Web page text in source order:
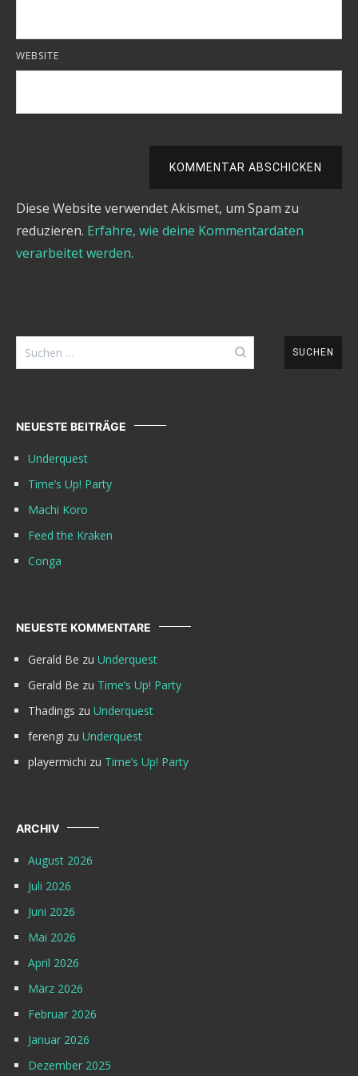
WEBSITE
KOMMENTAR ABSCHICKEN
Diese Website verwendet Akismet, um Spam zu
reduzieren. Erfahre, wie deine Kommentardaten
verarbeitet werden.
Suchen
nach:
NEUESTE BEITRÄGE
Underquest
Time’s Up! Party
Machi Koro
Feed the Kraken
Conga
NEUESTE KOMMENTARE
Gerald Be zu Underquest
Gerald Be zu Time’s Up! Party
Thadings zu Underquest
ferengi zu Underquest
playermichi zu Time’s Up! Party
ARCHIV
August 2026
Juli 2026
Juni 2026
Mai 2026
April 2026
März 2026
Februar 2026
Januar 2026
Dezember 2025